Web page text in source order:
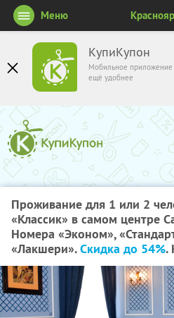
КупиКупон
Мобильное приложение
ещё удобнее
Меню
Проживание для 1 или 2
«Классик» в самом центре
Номера «Эконом»,
«Лакшери».Скидка до 54%.